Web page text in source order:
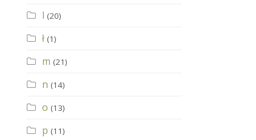
l (20)
ł (1)
m (21)
n (14)
o (13)
p (11)